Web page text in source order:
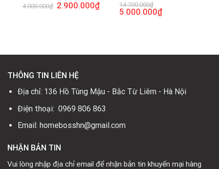
4.000.000₫ Giá
gốc
2.900.000₫Giá
hiện
14.700.000₫
Giá
gốc
5.000.000₫Giá
hiện
THÔNG TIN LIÊN HỆ
Địa chỉ: 136 Hồ Tùng Mậu - Bắc Từ Liêm - Hà Nội
Điện thoại: 0969 806 863
Email: homebosshn@gmail.com
NHẬN BẢN TIN
Vui lòng nhập địa chỉ email để nhận bản tin khuyến mại hàng